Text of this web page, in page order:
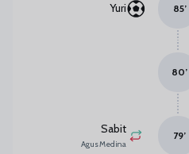
Yuri 85’
80’
Sabit
Agus Medina
79’